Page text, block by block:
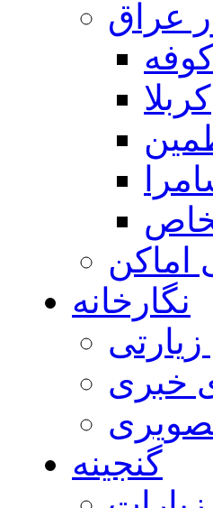
عراق
كربلا
اماکن
نگارخانه
زیارتی
خبری
گنجینه